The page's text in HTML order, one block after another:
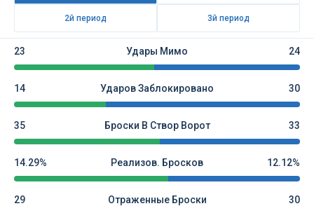
2й период 3й период
23 Удары Мимо 24
14 Ударов Заблокировано 30
35 Броски В Створ Ворот 33
14.29% Реализов. Бросков 12.12%
29 Отраженные Броски 30